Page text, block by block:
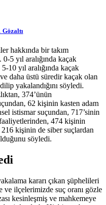
hakkında bir takım
5 yıl aralığında kaçak
10 yıl aralığında kaçak
daha üstü süredir kaçak olan
yakalandığını söyledi.
374’ünün
62 kişinin kasten adam
istismar suçundan, 717’sinin
474 kişinin
kişinin de siber suçlardan
söyledi.
kararı çıkan şüphelileri
ilçelerimizde suç oranı gözle
kesinleşmiş ve mahkemeye